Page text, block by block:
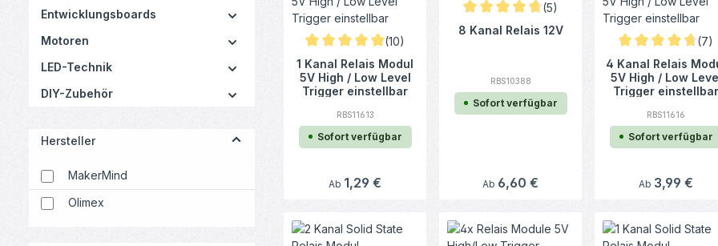
Entwicklungsboards
Motoren
LED-Technik
DIY-Zubehör
Hersteller
MakerMind
Olimex
Durchschnittliche Bewertung von 5 von 5 Sternen
(10)
1 Kanal Relais Modul
5V High / Low Level
Trigger einstellbar
RBS11613
Sofort verfügbar
Regulärer Preis:
Ab 1,29 €
Durchschnittliche Bewertung von 4.7 von 5
(5)
8 Kanal Relais 12V
RBS10388
Sofort verfügbar
Regulärer Preis:
Ab 6,60 €
Durchschnittliche
(7)
4 Kanal Relais
5V High / Low
Trigger einstellbar
RBS11616
Sofort verfügbar
Regulärer Preis:
Ab 3,99 €